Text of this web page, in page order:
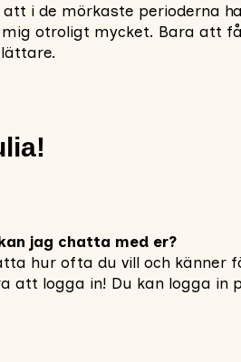
i de mörkaste perioderna
otroligt mycket. Bara att
jag chatta med er?
hur ofta du vill och känner
att logga in! Du kan logga in